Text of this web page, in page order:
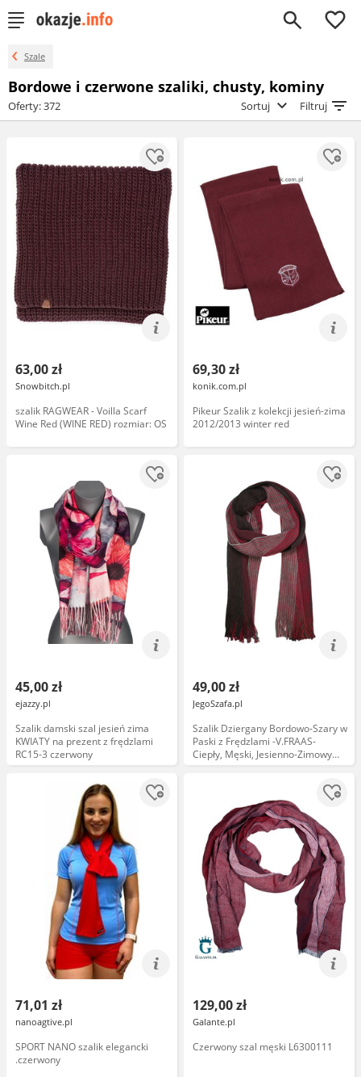
0
Szale
Bordowe i czerwone szaliki, chusty, kominy
Oferty: 372 Sortuj Filtruj
63,00 zł
Snowbitch.pl
szalik RAGWEAR - Voilla Scarf
Wine Red (WINE RED) rozmiar: OS
69,30 zł
konik.com.pl
Pikeur Szalik z kolekcji jesień-zima
2012/2013 winter red
45,00 zł
ejazzy.pl
Szalik damski szal jesień zima
KWIATY na prezent z frędzlami
RC15-3 czerwony
49,00 zł
JegoSzafa.pl
Szalik Dziergany Bordowo-Szary w
Paski z Frędzlami -V.FRAAS-
Ciepły, Męski, Jesienno-Zimowy
SZAAKR1077
71,01 zł
nanoagtive.pl
SPORT NANO szalik elegancki
.czerwony
129,00 zł
Galante.pl
Czerwony szal męski L6300111